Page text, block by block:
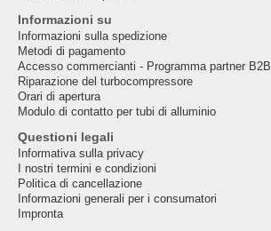
Informazioni su
Informazioni sulla spedizione
Metodi di pagamento
Accesso commercianti - Programma partner B2B
Riparazione del turbocompressore
Orari di apertura
Modulo di contatto per tubi di alluminio
Questioni legali
Informativa sulla privacy
I nostri termini e condizioni
Politica di cancellazione
Informazioni generali per i consumatori
Impronta